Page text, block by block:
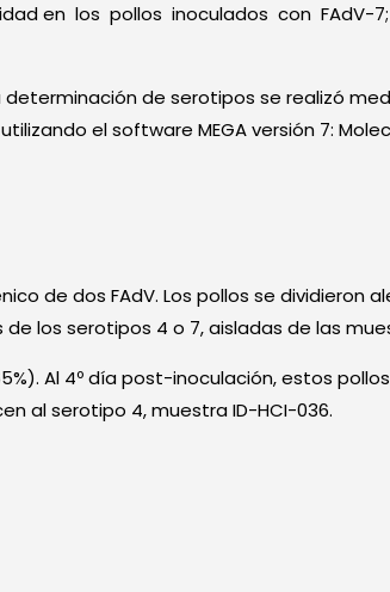
en los pollos inoculados con FAdV-7;
de serotipos se realizó
el software MEGA versión 7:
de dos FAdV. Los pollos se dividieron
los serotipos 4 o 7, aisladas de las
Al 4º día post-inoculación, estos
al serotipo 4, muestra ID-HCI-036.